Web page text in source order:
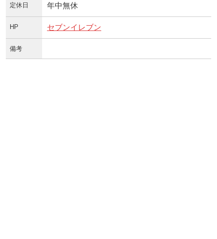
定休日 年中無休
HP セブンイレブン
備考